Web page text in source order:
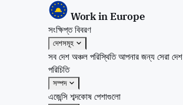
Work in Europe
সংক্ষিপ্ত বিবরণ
দেশসমূহ
সব দেশ অঞ্চল পরিস্থিতিআপনার জন্য সেরা দেশ
পরিচিতি
সম্পদ
এজেন্সি শব্দকোষ পেশাগুলো